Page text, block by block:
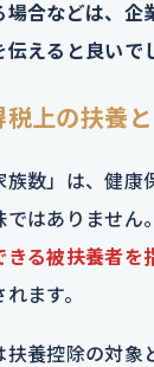
合などは、企
えると良いで
上の扶養
数」は、健康
ではありません
る被扶養者を
れます。
扶養控除の対象